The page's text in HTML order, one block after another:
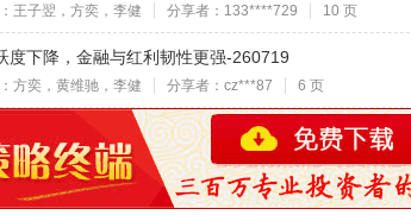
王子翌，方奕，李健 分享者：133****729 10 页
度下降，金融与红利韧性更强-260719
方奕，黄维驰，李健 分享者：cz***87 6 页